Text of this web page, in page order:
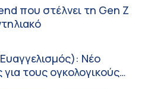
που στέλνει τη Gen Z
Νέο
τους ογκολογικούς
δοκιμών